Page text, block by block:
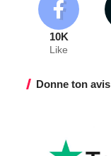
10K
Like
Donne ton avis